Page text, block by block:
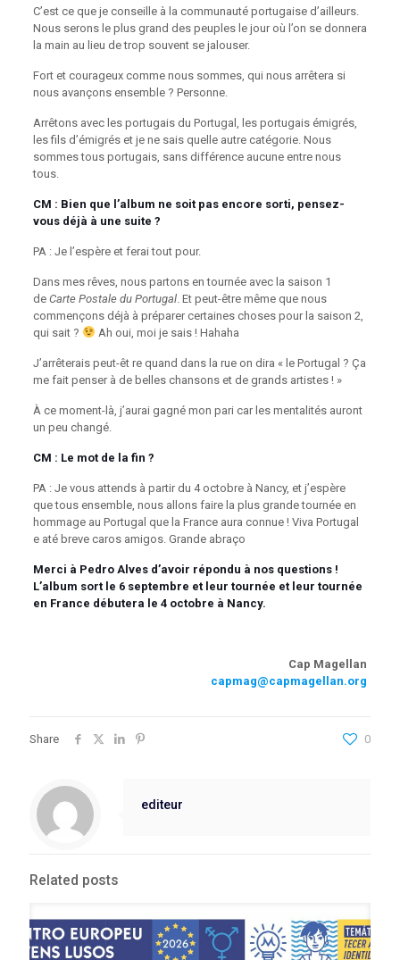
C’est ce que je conseille à la communauté portugaise d’ailleurs.
Nous serons le plus grand des peuples le jour où l’on se donnera
la main au lieu de trop souvent se jalouser.
Fort et courageux comme nous sommes, qui nous arrêtera si
nous avançons ensemble ? Personne.
Arrêtons avec les portugais du Portugal, les portugais émigrés,
les fils d’émigrés et je ne sais quelle autre catégorie. Nous
sommes tous portugais, sans différence aucune entre nous
tous.
CM : Bien que l’album ne soit pas encore sorti, pensez-
vous déjà à une suite ?
PA : Je l’espère et ferai tout pour.
Dans mes rêves, nous partons en tournée avec la saison 1
de Carte Postale du Portugal. Et peut-être même que nous
commençons déjà à préparer certaines choses pour la saison 2,
qui sait ?
Ah oui, moi je sais ! Hahaha
J’arrêterais peut-êt re quand dans la rue on dira « le Portugal ? Ça
me fait penser à de belles chansons et de grands artistes ! »
À ce moment-là, j’aurai gagné mon pari car les mentalités auront
un peu changé.
CM : Le mot de la fin ?
PA : Je vous attends à partir du 4 octobre à Nancy, et j’espère
que tous ensemble, nous allons faire la plus grande tournée en
hommage au Portugal que la France aura connue ! Viva Portugal
e até breve caros amigos. Grande abraço
Merci à Pedro Alves d’avoir répondu à nos questions !
L’album sort le 6 septembre et leur tournée et leur tournée
en France débutera le 4 octobre à Nancy.
Cap Magellan
capmag@capmagellan.org
Share 0
editeur
Related posts